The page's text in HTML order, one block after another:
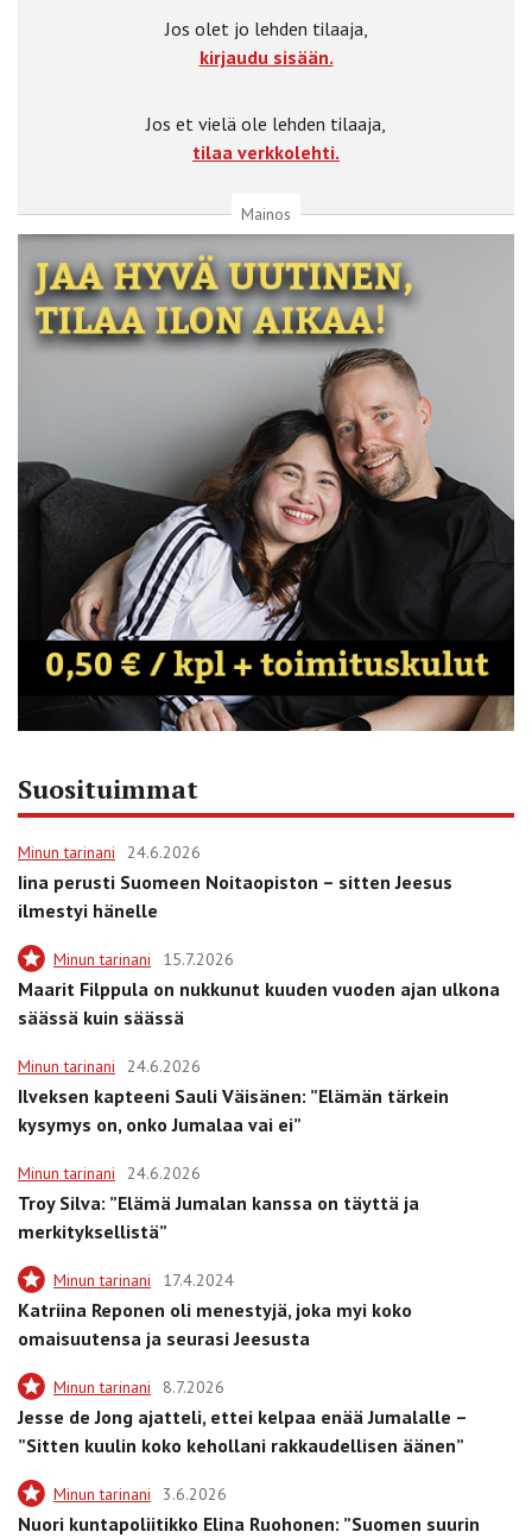
Jos olet jo lehden tilaaja,
kirjaudu sisään.
Jos et vielä ole lehden tilaaja,
tilaa verkkolehti.
Mainos
Suosituimmat
Minun tarinani 24.6.2026
Iina perusti Suomeen Noitaopiston – sitten Jeesus
ilmestyi hänelle
Minun tarinani 15.7.2026
Maarit Filppula on nukkunut kuuden vuoden ajan ulkona
säässä kuin säässä
Minun tarinani 24.6.2026
Ilveksen kapteeni Sauli Väisänen: ”Elämän tärkein
kysymys on, onko Jumalaa vai ei”
Minun tarinani 24.6.2026
Troy Silva: ”Elämä Jumalan kanssa on täyttä ja
merkityksellistä”
Minun tarinani 17.4.2024
Katriina Reponen oli menestyjä, joka myi koko
omaisuutensa ja seurasi Jeesusta
Minun tarinani 8.7.2026
Jesse de Jong ajatteli, ettei kelpaa enää Jumalalle –
”Sitten kuulin koko kehollani rakkaudellisen äänen”
Minun tarinani 3.6.2026
Nuori kuntapoliitikko Elina Ruohonen: ”Suomen suurin